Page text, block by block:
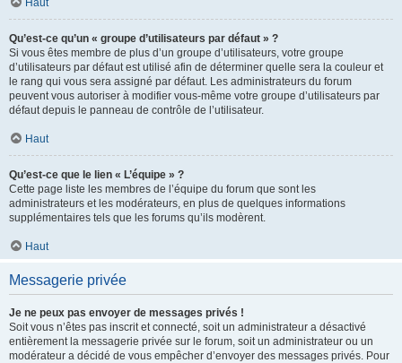
Haut
Qu’est-ce qu’un « groupe d’utilisateurs par défaut » ?
Si vous êtes membre de plus d’un groupe d’utilisateurs, votre groupe
d’utilisateurs par défaut est utilisé afin de déterminer quelle sera la couleur et
le rang qui vous sera assigné par défaut. Les administrateurs du forum
peuvent vous autoriser à modifier vous-même votre groupe d’utilisateurs par
défaut depuis le panneau de contrôle de l’utilisateur.
Haut
Qu’est-ce que le lien « L’équipe » ?
Cette page liste les membres de l’équipe du forum que sont les
administrateurs et les modérateurs, en plus de quelques informations
supplémentaires tels que les forums qu’ils modèrent.
Haut
Messagerie privée
Je ne peux pas envoyer de messages privés !
Soit vous n’êtes pas inscrit et connecté, soit un administrateur a désactivé
entièrement la messagerie privée sur le forum, soit un administrateur ou un
modérateur a décidé de vous empêcher d’envoyer des messages privés. Pour